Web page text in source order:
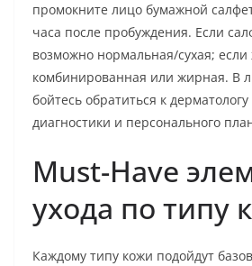
промокните лицо бумажной
часа после пробуждения. Если
возможно нормальная/сухая;
комбинированная или жирная. В
бойтесь обратиться к
диагностики и персонального
Must-Have
ухода по типу
Каждому типу кожи подойдут